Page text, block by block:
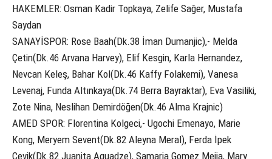
HAKEMLER: Osman Kadir Topkaya, Zelife Sağer, Mustafa
Saydan
SANAYİSPOR: Rose Baah(Dk.38 İman Dumanjic),- Melda
Çetin(Dk.46 Arvana Harvey), Elif Kesgin, Karla Hernandez,
Nevcan Keleş, Bahar Kol(Dk.46 Kaffy Folakemi), Vanesa
Levenaj, Funda Altınkaya(Dk.74 Berra Bayraktar), Eva Vasiliki,
Zote Nina, Neslihan Demirdöğen(Dk.46 Alma Krajnic)
AMED SPOR: Florentina Kolgeci,- Ugochi Emenayo, Marie
Kong, Meryem Sevent(Dk.82 Aleyna Meral), Ferda İpek
Çevik(Dk.82 Juanita Aguadze), Samaria Gomez Mejia, Mary